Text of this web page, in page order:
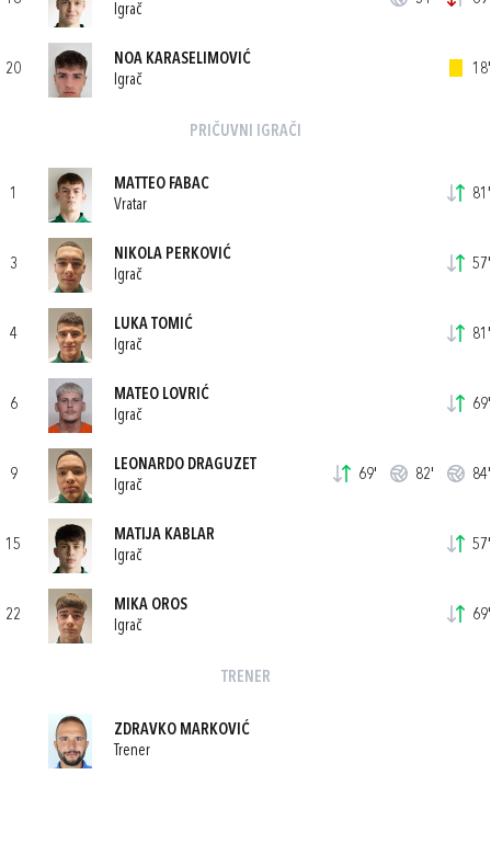
Igrač
20
NOA KARASELIMOVIĆ
Igrač
18'
PRIČUVNI IGRAČI
1
MATTEO FABAC
Vratar
81'
3
NIKOLA PERKOVIĆ
Igrač
57'
4
LUKA TOMIĆ
Igrač
81'
6
MATEO LOVRIĆ
Igrač
69'
9
LEONARDO DRAGUZET
Igrač
69' 82' 84'
15
MATIJA KABLAR
Igrač
57'
22
MIKA OROS
Igrač
69'
TRENER
ZDRAVKO MARKOVIĆ
Trener